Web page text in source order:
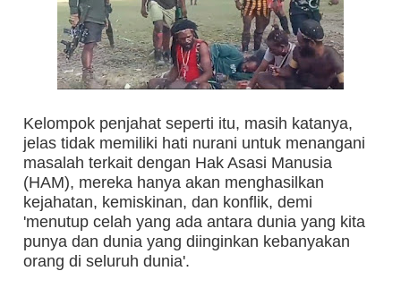
Kelompok penjahat seperti itu, masih katanya,
jelas tidak memiliki hati nurani untuk menangani
masalah terkait dengan Hak Asasi Manusia
(HAM), mereka hanya akan menghasilkan
kejahatan, kemiskinan, dan konflik, demi
'menutup celah yang ada antara dunia yang kita
punya dan dunia yang diinginkan kebanyakan
orang di seluruh dunia'.